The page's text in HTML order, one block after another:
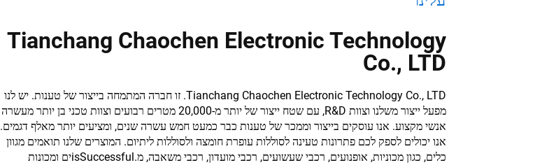
Tianchang Chaochen Electronic Technology
Co., LTD
Tianchang Chaochen Electronic Technology Co., LTD. זו חברה המתמחה בייצור של טענות. יש לנו
מפעל ייצור משלנו וצוות R&D, עם שטח ייצור של יותר מ-20,000 מטרים רבועים וצוות טכני בן יותר מעשרה
אנשי מקצוע. אנו עוסקים בייצור וממכר של טענות כבר כמעט חמש עשרה שנים, ומציעים יותר מאלף דגמים.
אנו יכולים לספק לכם פתרונות טעינה לסוללות עופרת חומצה ולסוללות ליתיום. המוצרים שלנו תואמים מגוון
כלים, כגון מכוניות, אופנועים, רכבי שעשועים, רכבי מועדון, רכבי משאבה, מ.isSuccessfulים ומכונות